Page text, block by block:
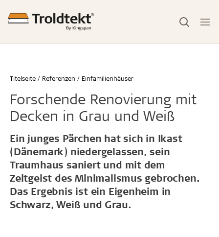
Titelseite Referenzen Einfamilienhäuser
Forschende Renovierung mit
Decken in Grau und Weiß
Ein junges Pärchen hat sich in Ikast
(Dänemark) niedergelassen, sein
Traumhaus saniert und mit dem
Zeitgeist des Minimalismus gebrochen.
Das Ergebnis ist ein Eigenheim in
Schwarz, Weiß und Grau.